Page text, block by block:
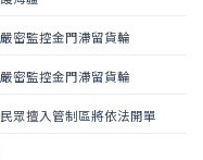
密監控金門滯留貨輪
密監控金門滯留貨輪
眾擅入管制區將依法開單